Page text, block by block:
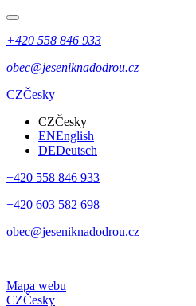
+420 558 846 933
obec@jeseniknadodrou.cz
CZČesky
CZČesky
ENEnglish
DEDeutsch
+420 558 846 933
+420 603 582 698
obec@jeseniknadodrou.cz
Mapa webu
CZČesky